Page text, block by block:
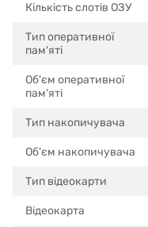
Кількість слотів ОЗУ
Тип оперативної
пам'яті
Об'єм оперативної
пам'яті
Тип накопичувача
Об'єм накопичувача
Тип відеокарти
Відеокарта